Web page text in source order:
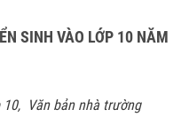
SINH VÀO LỚP 10 NĂM
10, Văn bản nhà trường